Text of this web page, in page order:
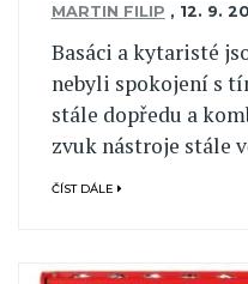
MARTIN FILIP , 12. 9.
Basáci a kytaristé
nebyli spokojení s
stále dopředu a
zvuk nástroje stále
ČÍST DÁLE